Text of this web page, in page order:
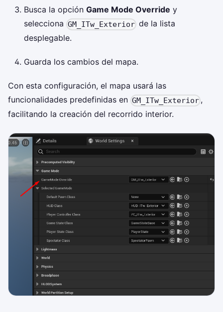
Busca la opción Game Mode Override y
selecciona GM_ITw_Exterior de la lista
desplegable.
Guarda los cambios del mapa.
Con esta configuración, el mapa usará las
funcionalidades predefinidas en GM_ITw_Exterior ,
facilitando la creación del recorrido interior.